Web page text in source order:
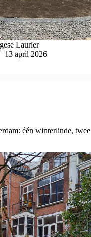
Laurier
13 april 2026
één winterlinde, twee